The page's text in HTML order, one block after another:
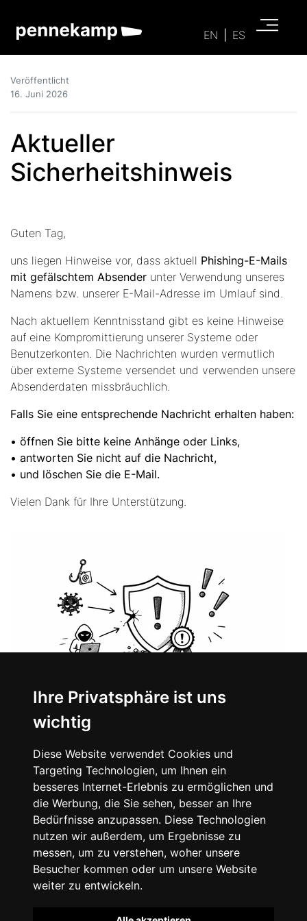
Ihre Privatsphäre ist uns
wichtig
Diese Website verwendet Cookies und
Targeting Technologien, um Ihnen ein
besseres Internet-Erlebnis zu ermöglichen und
die Werbung, die Sie sehen, besser an Ihre
Bedürfnisse anzupassen. Diese Technologien
nutzen wir außerdem, um Ergebnisse zu
messen, um zu verstehen, woher unsere
Besucher kommen oder um unsere Website
weiter zu entwickeln.
EN ES
Veröffentlicht
16. Juni 2026
Aktueller
Sicherheitshinweis
Guten Tag,
uns liegen Hinweise vor, dass aktuell Phishing-E-Mails
mit gefälschtem Absender unter Verwendung unseres
Namens bzw. unserer E-Mail-Adresse im Umlauf sind.
Nach aktuellem Kenntnisstand gibt es keine Hinweise
auf eine Kompromittierung unserer Systeme oder
Benutzerkonten. Die Nachrichten wurden vermutlich
über externe Systeme versendet und verwenden unsere
Absenderdaten missbräuchlich.
Falls Sie eine entsprechende Nachricht erhalten haben:
• öffnen Sie bitte keine Anhänge oder Links,
• antworten Sie nicht auf die Nachricht,
• und löschen Sie die E-Mail.
Vielen Dank für Ihre Unterstützung.
Artikel teilen:
Zurück zur Übersicht